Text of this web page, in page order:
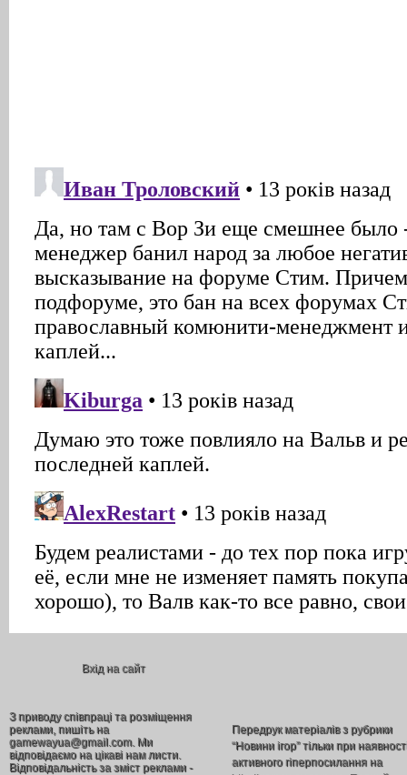
Вхід на сайт
З приводу співпраці та розміщення
реклами, пишіть на
gamewayua@gmail.com. Ми
відповідаємо на цікаві нам листи.
Відповідальність за зміст реклами -
Передрук матеріалів з рубрики
“Новини ігор” тільки при
активного гіперпосилання на